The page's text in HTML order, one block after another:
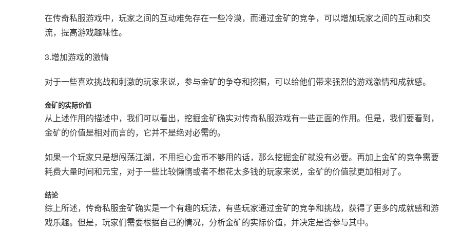
在传奇私服游戏中，玩家之间的互动难免存在一些冷漠，而通过金矿的竞争，可以增加玩家之间的互动和交
流，提高游戏趣味性。
3.增加游戏的激情
对于一些喜欢挑战和刺激的玩家来说，参与金矿的争夺和挖掘，可以给他们带来强烈的游戏激情和成就感。
金矿的实际价值
从上述作用的描述中，我们可以看出，挖掘金矿确实对传奇私服游戏有一些正面的作用。但是，我们要看到，
金矿的价值是相对而言的，它并不是绝对必需的。
如果一个玩家只是想闯荡江湖，不用担心金币不够用的话，那么挖掘金矿就没有必要。再加上金矿的竞争需要
耗费大量时间和元宝，对于一些比较懒惰或者不想花太多钱的玩家来说，金矿的价值就更加相对了。
结论
综上所述，传奇私服金矿确实是一个有趣的玩法，有些玩家通过金矿的竞争和挑战，获得了更多的成就感和游
戏乐趣。但是，玩家们需要根据自己的情况，分析金矿的实际价值，并决定是否参与其中。